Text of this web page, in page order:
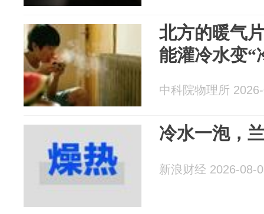
北方的暖气
能灌冷水变“
中科院物理所
冷水一泡，
新浪财经 2026-08-